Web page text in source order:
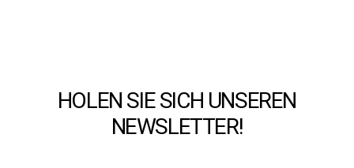
HOLEN SIE SICH UNSEREN
NEWSLETTER!